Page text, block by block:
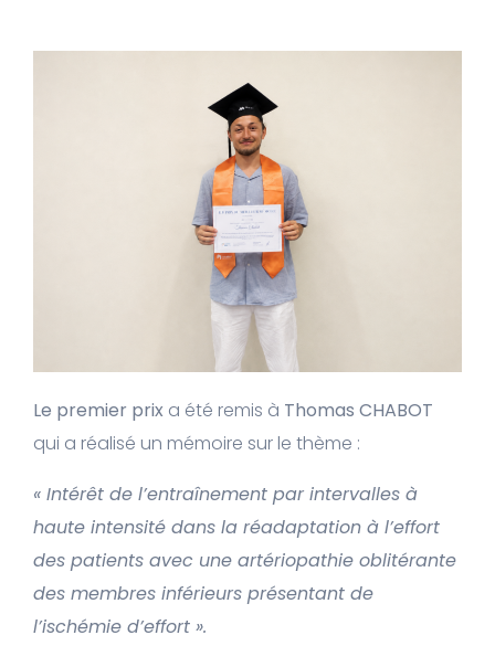
Le premier prix a été remis à Thomas CHABOT
qui a réalisé un mémoire sur le thème :
« Intérêt de l’entraînement par intervalles à
haute intensité dans la réadaptation à l’effort
des patients avec une artériopathie oblitérante
des membres inférieurs présentant de
l’ischémie d’effort ».